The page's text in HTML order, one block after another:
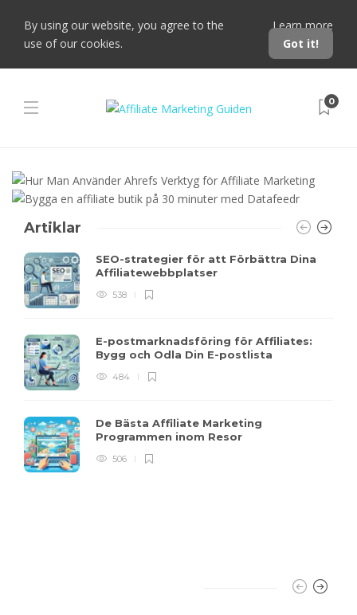
By using our website, you agree to the
use of our cookies.
Learn more
Got it!
0
Artiklar
SEO-strategier för att Förbättra Dina
Affiliatewebbplatser
538
E-postmarknadsföring för Affiliates:
Bygg och Odla Din E-postlista
484
De Bästa Affiliate Marketing
Programmen inom Resor
506